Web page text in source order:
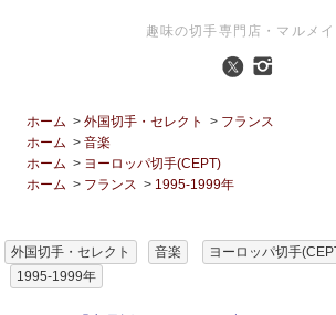
趣味の切手専門店・マルメイ
ホーム >外国切手・セレクト > フランス
ホーム >音楽
ホーム > ヨーロッパ切手(CEPT)
ホーム > フランス > 1995-1999年
外国切手・セレクト 音楽 ヨーロッパ切手
1995-1999年